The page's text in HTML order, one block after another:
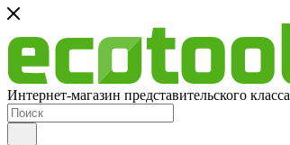
Интернет-магазин представительского класса